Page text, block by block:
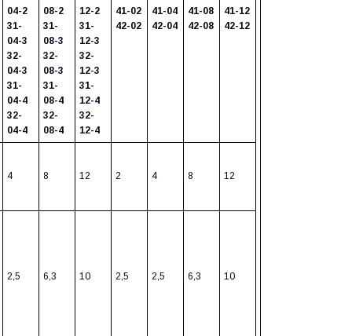
04-2
31-
04-3
32-
04-3
31-
04-4
32-
04-4
08-2
31-
08-3
32-
08-3
31-
08-4
32-
08-4
12-2
31-
12-3
32-
12-3
31-
12-4
32-
12-4
41-02
42-02
41-04
42-04
41-08
42-08
41-12
42-12
4 8 12 2 4 8 12
2,5 6,3 10 2,5 2,5 6,3 10